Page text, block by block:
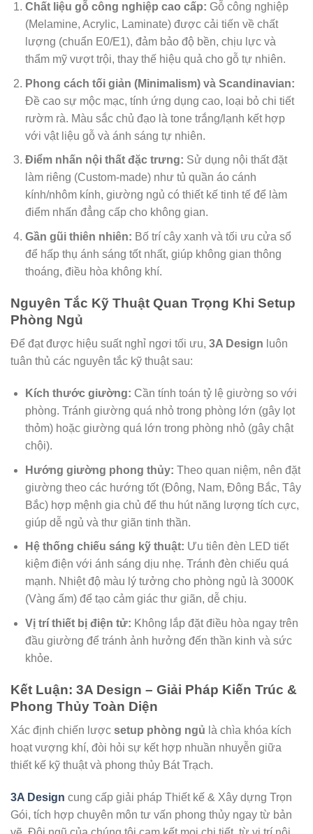
Chất liệu gỗ công nghiệp cao cấp: Gỗ công nghiệp
(Melamine, Acrylic, Laminate) được cải tiến về chất
lượng (chuẩn E0/E1), đảm bảo độ bền, chịu lực và
thẩm mỹ vượt trội, thay thế hiệu quả cho gỗ tự nhiên.
Phong cách tối giản (Minimalism) và Scandinavian:
Đề cao sự mộc mạc, tính ứng dụng cao, loại bỏ chi tiết
rườm rà. Màu sắc chủ đạo là tone trắng/lạnh kết hợp
với vật liệu gỗ và ánh sáng tự nhiên.
Điểm nhấn nội thất đặc trưng: Sử dụng nội thất đặt
làm riêng (Custom-made) như tủ quần áo cánh
kính/nhôm kính, giường ngủ có thiết kế tinh tế để làm
điểm nhấn đẳng cấp cho không gian.
Gần gũi thiên nhiên: Bố trí cây xanh và tối ưu cửa sổ
để hấp thụ ánh sáng tốt nhất, giúp không gian thông
thoáng, điều hòa không khí.
Nguyên Tắc Kỹ Thuật Quan Trọng Khi Setup
Phòng Ngủ
Để đạt được hiệu suất nghỉ ngơi tối ưu, 3A Design luôn
tuân thủ các nguyên tắc kỹ thuật sau:
Kích thước giường: Cần tính toán tỷ lệ giường so với
phòng. Tránh giường quá nhỏ trong phòng lớn (gây lọt
thỏm) hoặc giường quá lớn trong phòng nhỏ (gây chật
chội).
Hướng giường phong thủy: Theo quan niệm, nên đặt
giường theo các hướng tốt (Đông, Nam, Đông Bắc, Tây
Bắc) hợp mệnh gia chủ để thu hút năng lượng tích cực,
giúp dễ ngủ và thư giãn tinh thần.
Hệ thống chiếu sáng kỹ thuật: Ưu tiên đèn LED tiết
kiệm điện với ánh sáng dịu nhẹ. Tránh đèn chiếu quá
mạnh. Nhiệt độ màu lý tưởng cho phòng ngủ là 3000K
(Vàng ấm) để tạo cảm giác thư giãn, dễ chịu.
Vị trí thiết bị điện tử: Không lắp đặt điều hòa ngay trên
đầu giường để tránh ảnh hưởng đến thần kinh và sức
khỏe.
Kết Luận: 3A Design – Giải Pháp Kiến Trúc &
Phong Thủy Toàn Diện
Xác định chiến lược setup phòng ngủ là chìa khóa kích
hoạt vượng khí, đòi hỏi sự kết hợp nhuần nhuyễn giữa
thiết kế kỹ thuật và phong thủy Bát Trạch.
3A Design cung cấp giải pháp Thiết kế & Xây dựng Trọn
Gói, tích hợp chuyên môn tư vấn phong thủy ngay từ bản